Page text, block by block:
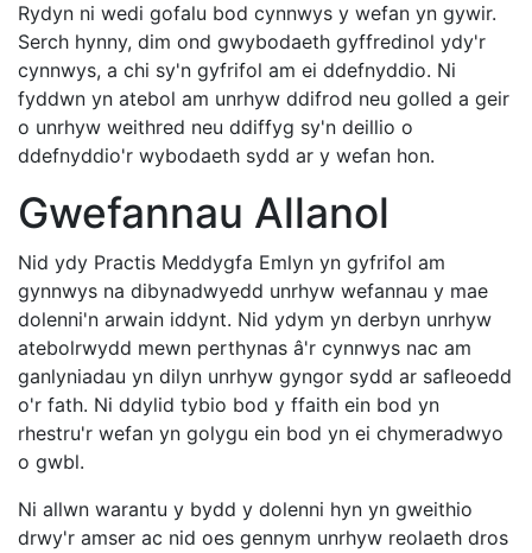
Rydyn ni wedi gofalu bod cynnwys y wefan yn gywir.
Serch hynny, dim ond gwybodaeth gyffredinol ydy'r
cynnwys, a chi sy'n gyfrifol am ei ddefnyddio. Ni
fyddwn yn atebol am unrhyw ddifrod neu golled a geir
o unrhyw weithred neu ddiffyg sy'n deillio o
ddefnyddio'r wybodaeth sydd ar y wefan hon.
Gwefannau Allanol
Nid ydy Practis Meddygfa Emlyn yn gyfrifol am
gynnwys na dibynadwyedd unrhyw wefannau y mae
dolenni'n arwain iddynt. Nid ydym yn derbyn unrhyw
atebolrwydd mewn perthynas â'r cynnwys nac am
ganlyniadau yn dilyn unrhyw gyngor sydd ar safleoedd
o'r fath. Ni ddylid tybio bod y ffaith ein bod yn
rhestru'r wefan yn golygu ein bod yn ei chymeradwyo
o gwbl.
Ni allwn warantu y bydd y dolenni hyn yn gweithio
drwy'r amser ac nid oes gennym unrhyw reolaeth dros